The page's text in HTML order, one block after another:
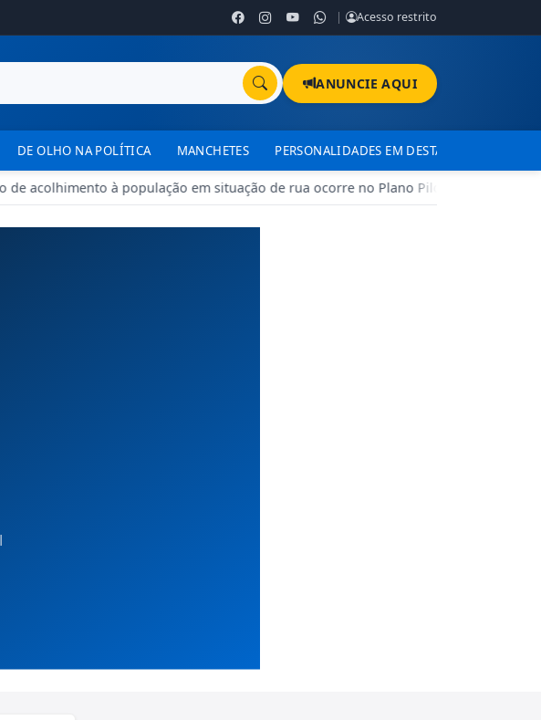
| Acesso restrito
ANUNCIE AQUI
DE OLHO NA POLÍTICA MANCHETES PERSONALIDADES EM DESTAQUE
de acolhimento à população em situação de rua ocorre no Plano Piloto e em